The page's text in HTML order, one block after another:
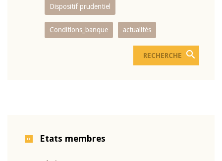
Dispositif prudentiel
Conditions_banque actualités
Etats membres